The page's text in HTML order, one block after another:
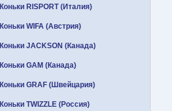
Коньки RISPORT (Италия)
Коньки WIFA (Австрия)
Коньки JACKSON (Канада)
Коньки GAM (Канада)
Коньки GRAF (Швейцария)
Коньки TWIZZLE (Россия)